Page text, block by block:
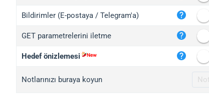
Bildirimler (E-postaya / Telegram'a)
GET parametrelerini iletme
Hedef önizlemesi
Notlarınızı buraya koyun